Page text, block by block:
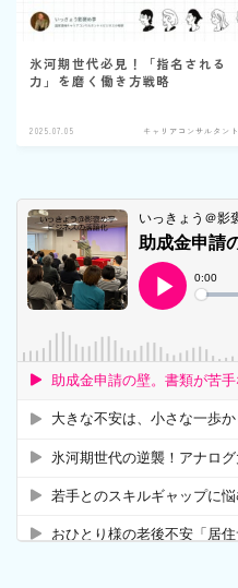
氷河期世代必見！「指名される
力」を磨く働き方戦略
2025.07.05 キャリアコンサルタント